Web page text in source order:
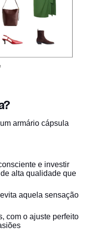
armário cápsula
e investir
alta qualidade que
aquela sensação
com o ajuste perfeito